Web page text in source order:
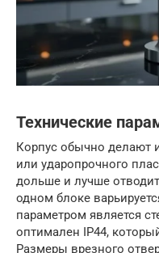
Технические
Корпус обычно делают
или ударопрочного
дольше и лучше
одном блоке
параметром является
оптимален IP44,
Размеры врезного